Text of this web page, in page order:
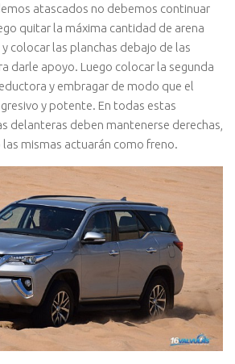
atascados no debemos continuar
quitar la máxima cantidad de arena
colocar las planchas debajo de las
darle apoyo. Luego colocar la segunda
y embragar de modo que el
y potente. En todas estas
delanteras deben mantenerse derechas,
mismas actuarán como freno.